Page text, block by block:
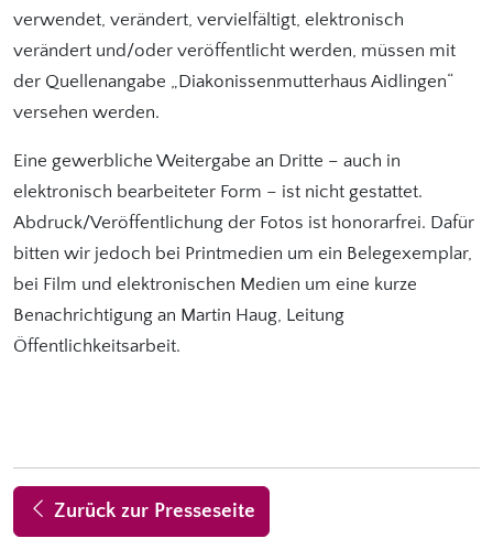
verwendet, verändert, vervielfältigt, elektronisch
verändert und/oder veröffentlicht werden, müssen mit
der Quellenangabe „Diakonissenmutterhaus Aidlingen“
versehen werden.
Eine gewerbliche Weitergabe an Dritte – auch in
elektronisch bearbeiteter Form – ist nicht gestattet.
Abdruck/Veröffentlichung der Fotos ist honorarfrei. Dafür
bitten wir jedoch bei Printmedien um ein Belegexemplar,
bei Film und elektronischen Medien um eine kurze
Benachrichtigung an Martin Haug, Leitung
Öffentlichkeitsarbeit.
Zurück zur Presseseite